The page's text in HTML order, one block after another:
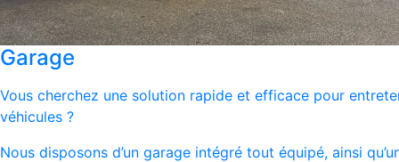
Garage
Vous cherchez une solution rapide et efficace pour
véhicules ?
Nous disposons d’un garage intégré tout équipé, ainsi